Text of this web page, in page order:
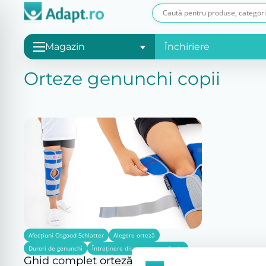
Magazin Închiriere
Orteze genunchi copii
Afecțiuni Osgood-Schlatter
Alegere orteză
Dureri de genunchi
Întreținere dispozitive medicale
Ghid complet orteză de